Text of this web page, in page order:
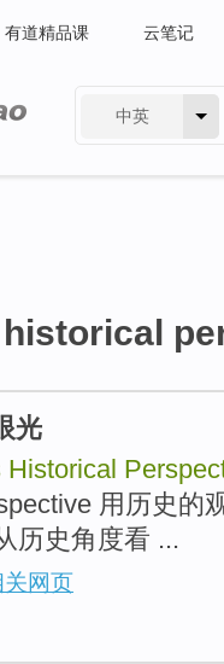
有道精品课 云笔记
中英
光
Historical
用历史的
历史角度看 ...
关网页